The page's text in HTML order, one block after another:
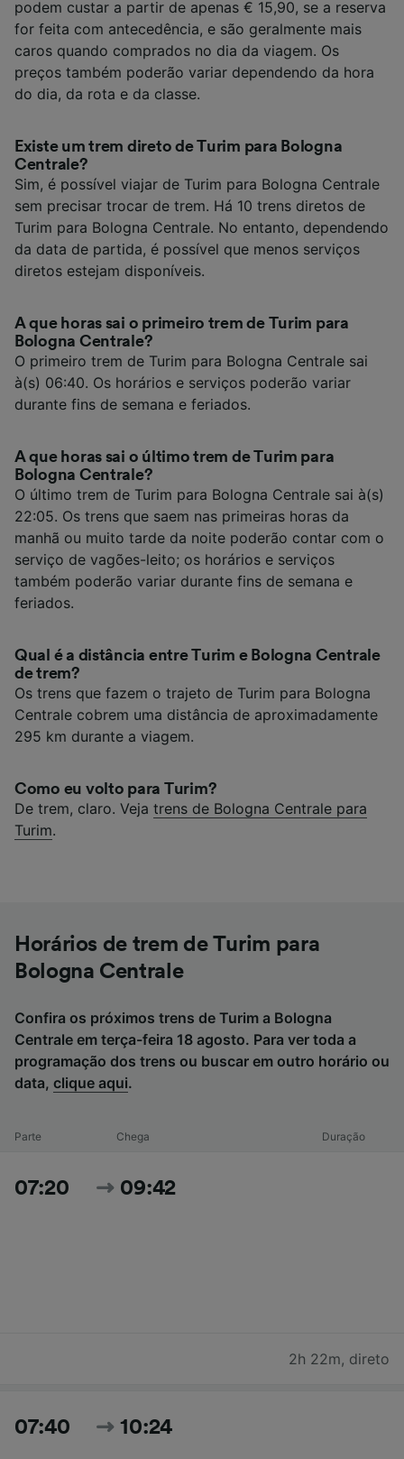
podem custar a partir de apenas € 15,90, se a reserva
for feita com antecedência, e são geralmente mais
caros quando comprados no dia da viagem. Os
preços também poderão variar dependendo da hora
do dia, da rota e da classe.
Existe um trem direto de Turim para Bologna
Centrale?
Sim, é possível viajar de Turim para Bologna Centrale
sem precisar trocar de trem. Há 10 trens diretos de
Turim para Bologna Centrale. No entanto, dependendo
da data de partida, é possível que menos serviços
diretos estejam disponíveis.
A que horas sai o primeiro trem de Turim para
Bologna Centrale?
O primeiro trem de Turim para Bologna Centrale sai
à(s) 06:40. Os horários e serviços poderão variar
durante fins de semana e feriados.
A que horas sai o último trem de Turim para
Bologna Centrale?
O último trem de Turim para Bologna Centrale sai à(s)
22:05. Os trens que saem nas primeiras horas da
manhã ou muito tarde da noite poderão contar com o
serviço de vagões-leito; os horários e serviços
também poderão variar durante fins de semana e
feriados.
Qual é a distância entre Turim e Bologna Centrale
de trem?
Os trens que fazem o trajeto de Turim para Bologna
Centrale cobrem uma distância de aproximadamente
295 km durante a viagem.
Como eu volto para Turim?
De trem, claro. Veja trens de Bologna Centrale para
Turim.
Horários de trem de Turim para
Bologna Centrale
Confira os próximos trens de Turim a Bologna
Centrale em terça-feira 18 agosto. Para ver toda a
programação dos trens ou buscar em outro horário ou
data, clique aqui.
Parte Chega Duração
07:20 09:42
2h 22m, direto
07:40 10:24